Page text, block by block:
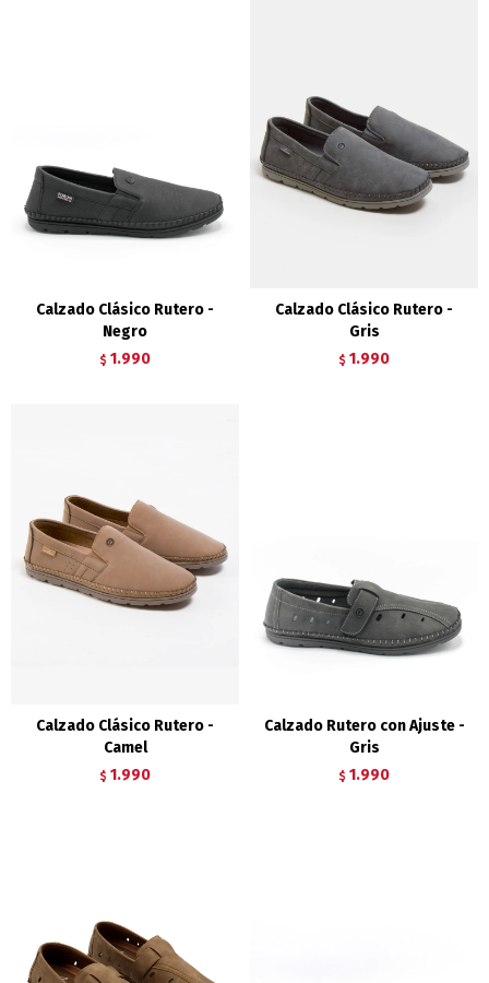
Calzado Clásico Rutero -
Negro
$ 1.990
Calzado Clásico Rutero -
Gris
$ 1.990
Calzado Clásico Rutero -
Camel
$ 1.990
Calzado Rutero con Ajuste -
Gris
$ 1.990